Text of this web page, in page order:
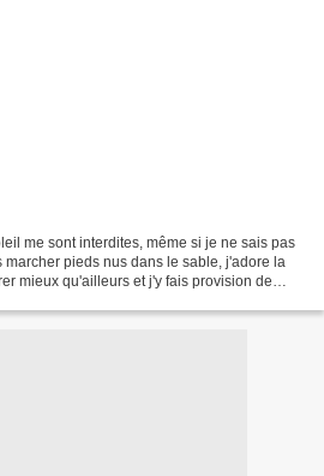
me sont interdites, même si je ne sais pas
marcher pieds nus dans le sable, j'adore la
mieux qu'ailleurs et j'y fais provision de